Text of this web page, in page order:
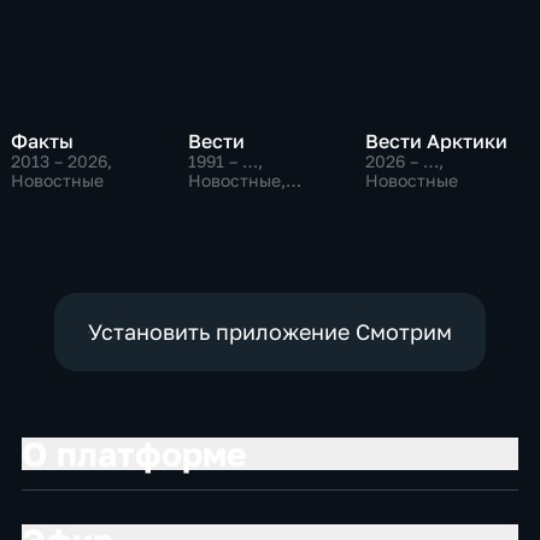
Факты
2013 – 2026,
Новостные
Вести
1991 – …,
Новостные,
Вести Арктики
2026 – …,
Новостные
Установить приложение Смотрим